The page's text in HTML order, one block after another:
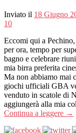
Inviato il 18 Giugno
10
Eccomi qui a
per ora, tempo per
bagno e celebrare
mia birra preferita
Ma non abbiamo mai
giochi ufficiali GBA
venduto in scatole di
aggiungerà alla mia
Continua a leggere →